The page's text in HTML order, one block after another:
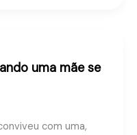
uma mãe se
com uma,